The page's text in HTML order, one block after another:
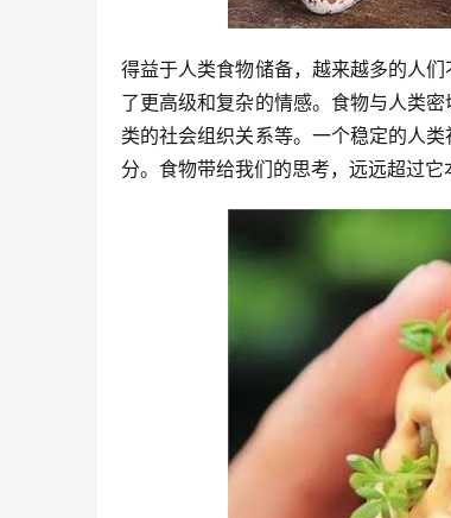
得益于人类食物储备，越来越多的人
了更高级和复杂的情感。食物与人类
类的社会组织关系等。一个稳定的人
分。食物带给我们的思考，远远超过它